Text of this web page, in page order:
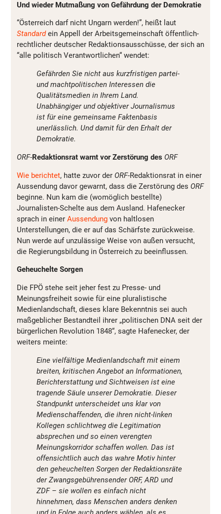
Und wieder Mutmaßung von Gefährdung der Demokratie
“Österreich darf nicht Ungarn werden!”, heißt laut
Standardein Appell der Arbeitsgemeinschaft öffentlich-
rechtlicher deutscher Redaktionsausschüsse, der sich an
“alle politisch Verantwortlichen“ wendet:
Gefährden Sie nicht aus kurzfristigen partei-
und machtpolitischen Interessen die
Qualitätsmedien in Ihrem Land.
Unabhängiger und objektiver Journalismus
ist für eine gemeinsame Faktenbasis
unerlässlich. Und damit für den Erhalt der
Demokratie.
ORF-Redaktionsrat warnt vor Zerstörung des ORF
Wie berichtet, hatte zuvor der ORF-Redaktionsrat in einer
Aussendung davor gewarnt, dass die Zerstörung des ORF
beginne. Nun kam die (womöglich bestellte)
Journalisten-Schelte aus dem Ausland. Hafenecker
sprach in einer Aussendung von haltlosen
Unterstellungen, die er auf das Schärfste zurückweise.
Nun werde auf unzulässige Weise von außen versucht,
die Regierungsbildung in Österreich zu beeinflussen.
Geheuchelte Sorgen
Die FPÖ stehe seit jeher fest zu Presse- und
Meinungsfreiheit sowie für eine pluralistische
Medienlandschaft, dieses klare Bekenntnis sei auch
maßgeblicher Bestandteil ihrer „politischen DNA seit der
bürgerlichen Revolution 1848“, sagte Hafenecker, der
weiters meinte:
Eine vielfältige Medienlandschaft mit einem
breiten, kritischen Angebot an Informationen,
Berichterstattung und Sichtweisen ist eine
tragende Säule unserer Demokratie. Dieser
Standpunkt unterscheidet uns klar von
Medienschaffenden, die ihren nicht-linken
Kollegen schlichtweg die Legitimation
absprechen und so einen verengten
Meinungskorridor schaffen wollen. Das ist
offensichtlich auch das wahre Motiv hinter
den geheuchelten Sorgen der Redaktionsräte
der Zwangsgebührensender ORF, ARD und
ZDF – sie wollen es einfach nicht
hinnehmen, dass Menschen anders denken